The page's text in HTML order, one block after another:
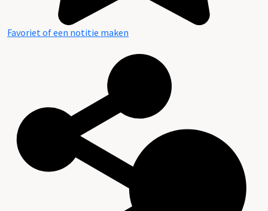
Favoriet of een notitie maken